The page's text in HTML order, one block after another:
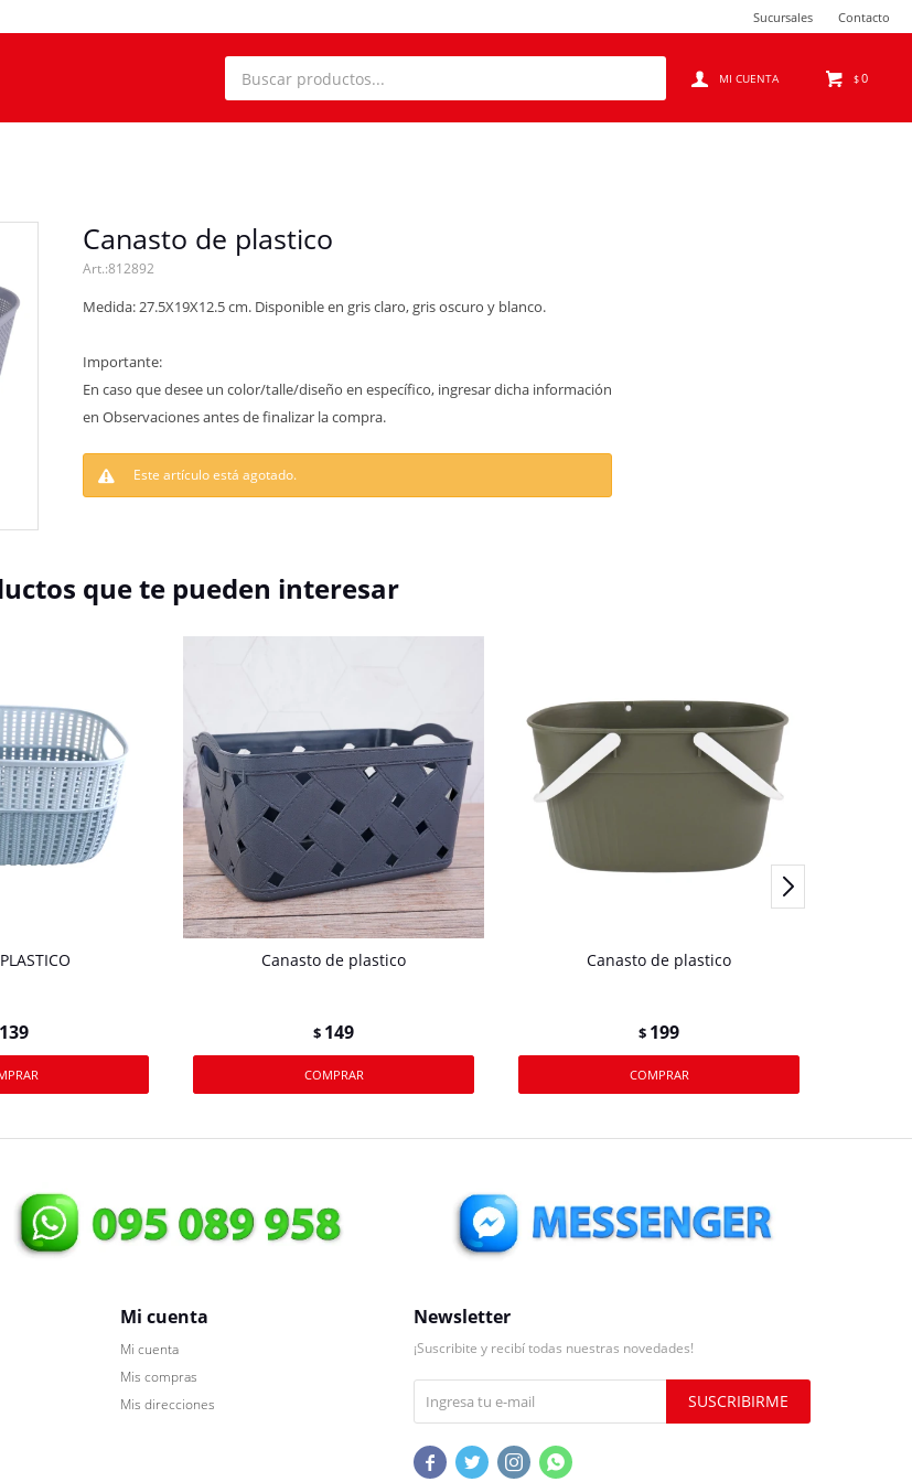
$0
Sucursales Contacto
Canasto de plastico
812892
Medida: 27.5X19X12.5 cm. Disponible en gris claro, gris oscuro y blanco.
Importante:
En caso que desee un color/talle/diseño en específico, ingresar dicha información
en Observaciones antes de finalizar la compra.
Este artículo está agotado.
que te pueden interesar
139
Canasto de plastico
$ 149
Canasto de plastico
$ 199
Mi cuenta
Mi cuenta
Mis compras
Mis direcciones
Newsletter
¡Suscribite y recibí todas nuestras novedades!
SUSCRIBIRME
   